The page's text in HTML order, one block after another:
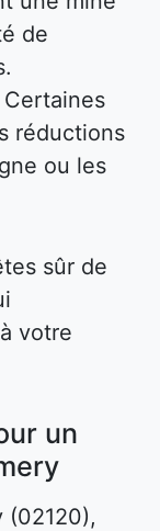
de
Certaines
réductions
ou les
sûr de
votre
un
(02120),